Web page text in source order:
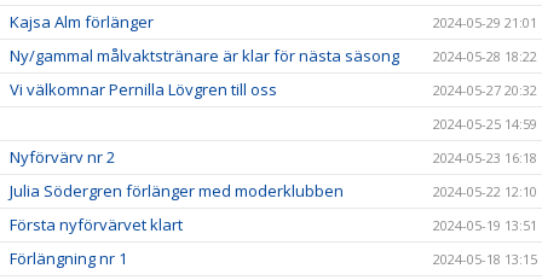
Kajsa Alm förlänger 2024-05-29 21:01
Ny/gammal målvaktstränare är klar för nästa säsong 2024-05-28 18:22
Vi välkomnar Pernilla Lövgren till oss
2024-05-27 20:32
2024-05-25 14:59
Nyförvärv nr 2 2024-05-23 16:18
Julia Södergren förlänger med moderklubben 2024-05-22 12:10
Första nyförvärvet klart 2024-05-19 13:51
Förlängning nr 1 2024-05-18 13:15